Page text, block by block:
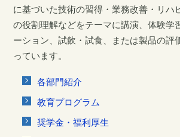
に基づいた技術の習得・業務改善・リハ
の役割理解などをテーマに講演、体験学
ーション、試飲・試食、または製品の評
っています。
各部門紹介
教育プログラム
奨学金・福利厚生